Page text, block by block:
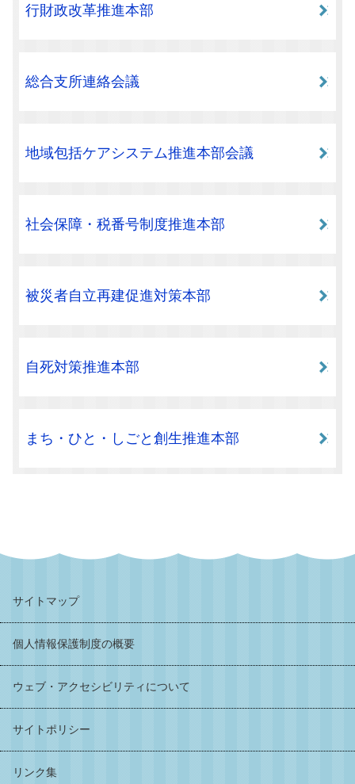
行財政改革推進本部
総合支所連絡会議
地域包括ケアシステム推進本部会議
社会保障・税番号制度推進本部
被災者自立再建促進対策本部
自死対策推進本部
まち・ひと・しごと創生推進本部
サイトマップ
個人情報保護制度の概要
ウェブ・アクセシビリティについて
サイトポリシー
リンク集